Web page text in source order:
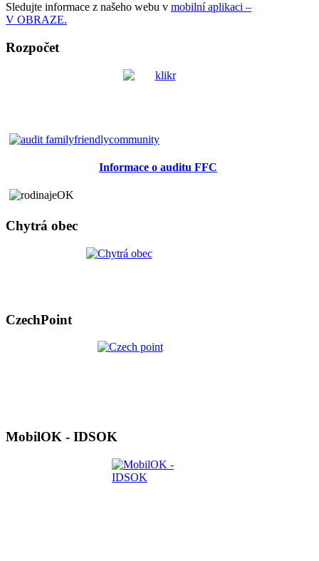
Sledujte informace z našeho webu v mobilní aplikaci –
V OBRAZE.
Rozpočet
Informace o auditu FFC
Chytrá obec
CzechPoint
MobilOK - IDSOK